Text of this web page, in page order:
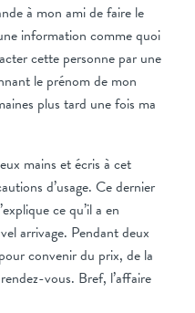
à mon ami de faire le
information comme quoi
cette personne par une
le prénom de mon
plus tard une fois ma
mains et écris à cet
d’usage. Ce dernier
ce qu’il a en
arrivage. Pendant deux
convenir du prix, de la
vous. Bref, l’affaire